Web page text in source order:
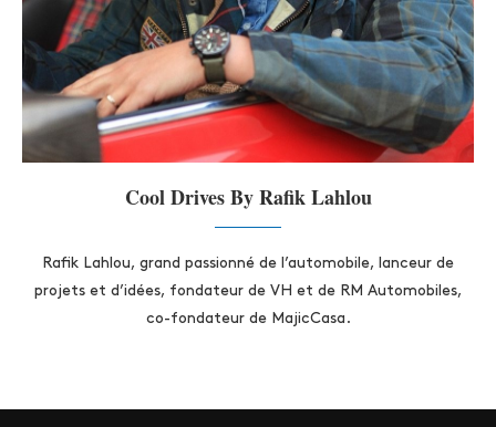
Cool Drives By Rafik Lahlou
Rafik Lahlou, grand passionné de l’automobile, lanceur de
projets et d’idées, fondateur de VH et de RM Automobiles,
co-fondateur de MajicCasa.